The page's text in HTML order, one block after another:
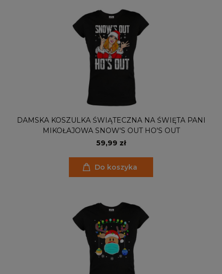
DAMSKA KOSZULKA ŚWIĄTECZNA NA ŚWIĘTA PANI
MIKOŁAJOWA SNOW'S OUT HO'S OUT
59,99 zł
Do koszyka